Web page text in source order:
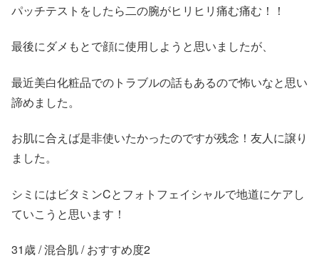
パッチテストをしたら二の腕がヒリヒリ痛む痛む！！
最後にダメもとで顔に使用しようと思いましたが、
最近美白化粧品でのトラブルの話もあるので怖いなと思い
諦めました。
お肌に合えば是非使いたかったのですが残念！友人に譲り
ました。
シミにはビタミンCとフォトフェイシャルで地道にケアし
ていこうと思います！
31歳 / 混合肌 / おすすめ度2